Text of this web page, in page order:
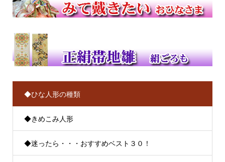
◆ひな人形の種類
◆きめこみ人形
◆迷ったら・・・おすすめベスト３０！